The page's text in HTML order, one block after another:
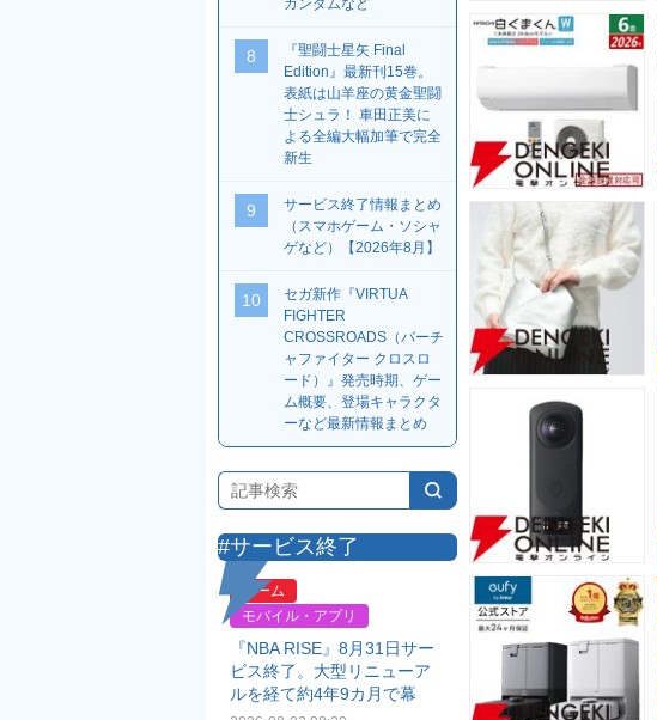
ガンダムなど
8
『聖闘士星矢 Final
Edition』最新刊15巻。
表紙は山羊座の黄金聖闘
士シュラ！ 車田正美に
よる全編大幅加筆で完全
新生
9
サービス終了情報まとめ
（スマホゲーム・ソシャ
ゲなど）【2026年8月】
10
セガ新作『VIRTUA
FIGHTER
CROSSROADS（バーチ
ャファイター クロスロ
ード）』発売時期、ゲー
ム概要、登場キャラクタ
ーなど最新情報まとめ
#サービス終了
ゲーム
モバイル・アプリ
『NBA RISE』8月31日サー
ビス終了。大型リニューア
ルを経て約4年9カ月で幕